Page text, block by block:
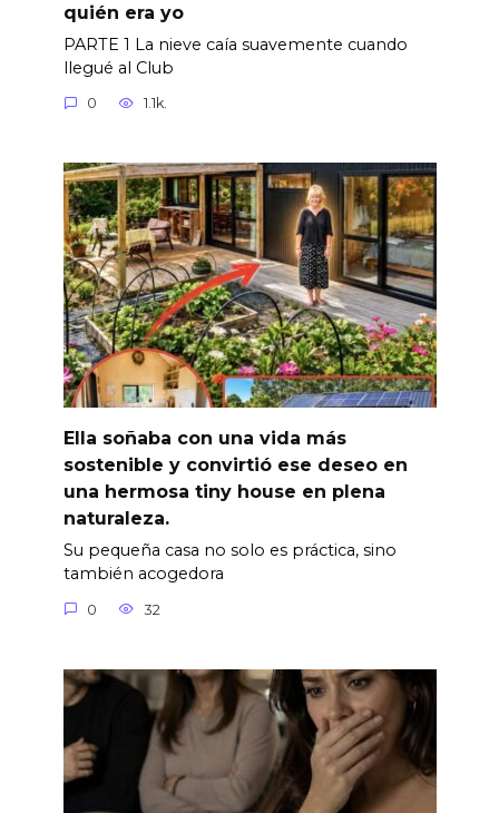
quién era yo
PARTE 1 La nieve caía suavemente cuando
llegué al Club
0 1.1k.
Ella soñaba con una vida más
sostenible y convirtió ese deseo en
una hermosa tiny house en plena
naturaleza.
Su pequeña casa no solo es práctica, sino
también acogedora
0 32